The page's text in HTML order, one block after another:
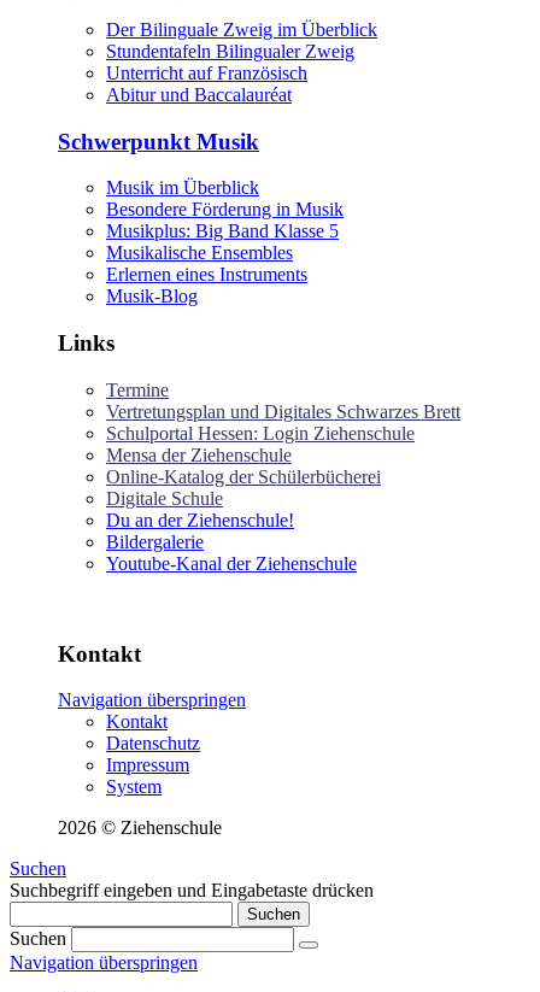
Der Bilinguale Zweig im Überblick
Stundentafeln Bilingualer Zweig
Unterricht auf Französisch
Abitur und Baccalauréat
Schwerpunkt Musik
Musik im Überblick
Besondere Förderung in Musik
Musikplus: Big Band Klasse 5
Musikalische Ensembles
Erlernen eines Instruments
Musik-Blog
Links
Termine
Vertretungsplan und Digitales Schwarzes Brett
Schulportal Hessen: Login Ziehenschule
Mensa der Ziehenschule
Online-Katalog der Schülerbücherei
Digitale Schule
Du an der Ziehenschule!
Bildergalerie
Youtube-Kanal der Ziehenschule
Kontakt
Navigation überspringen
Kontakt
Datenschutz
Impressum
System
2026 © Ziehenschule
Suchen
Suchbegriff eingeben und Eingabetaste drücken
Suchen
Suchen
Navigation überspringen